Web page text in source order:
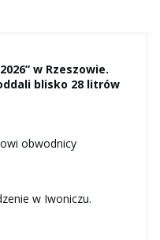
w Rzeszowie.
blisko 28 litrów
obwodnicy
w Iwoniczu.